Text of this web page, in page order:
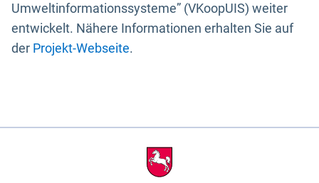
Umweltinformationssysteme” (VKoopUIS) weiter
entwickelt. Nähere Informationen erhalten Sie auf
der Projekt-Webseite.